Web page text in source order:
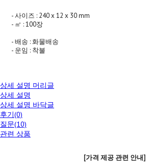
- 사이즈 : 240 x 12 x 30 mm
- ㎡ : 100장
- 배송 : 화물배송
- 운임 : 착불
상세 설명 머리글
상세 설명
상세 설명 바닥글
후기(0)
질문(10)
관련 상품
[가격 제공 관련 안내]